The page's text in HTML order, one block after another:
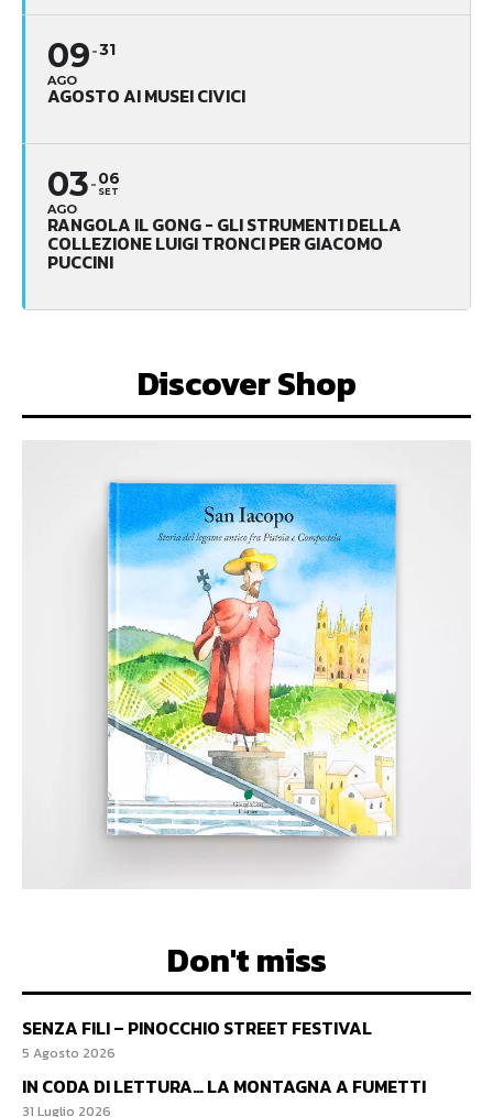
09
AGO
31
AGOSTO AI MUSEI CIVICI
03
AGO
06
SET
RANGOLA IL GONG - GLI STRUMENTI DELLA
COLLEZIONE LUIGI TRONCI PER GIACOMO
PUCCINI
Discover Shop
Don't miss
SENZA FILI – PINOCCHIO STREET FESTIVAL
5 Agosto 2026
IN CODA DI LETTURA… LA MONTAGNA A FUMETTI
31 Luglio 2026